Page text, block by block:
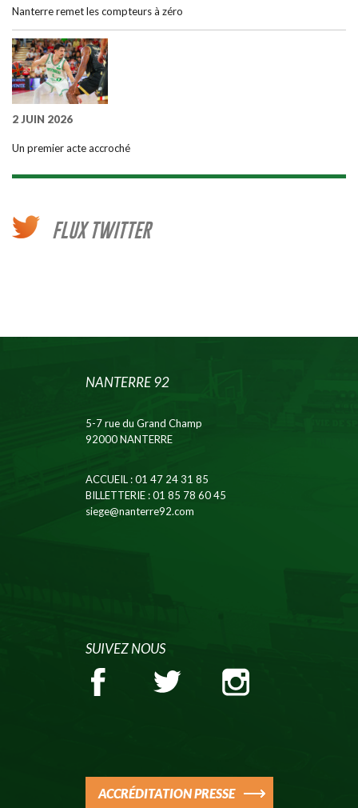
Nanterre remet les compteurs à zéro
2 JUIN 2026
Un premier acte accroché
FLUX TWITTER
NANTERRE 92
5-7 rue du Grand Champ
92000 NANTERRE
ACCUEIL: 01 47 24 31 85
BILLETTERIE: 01 85 78 60 45
siege@nanterre92.com
SUIVEZ NOUS
ACCRÉDITATION PRESSE